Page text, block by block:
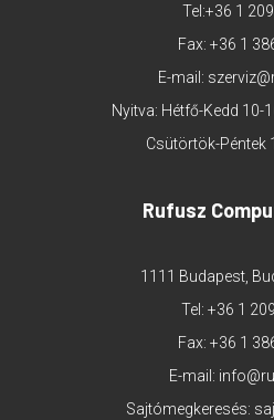
Tel:+36 1
Fax: +36 1
E-mail:
Nyitva: Hétfő-Kedd 10-
Csütörtök-Péntek
Rufusz
1111 Budapest,
Tel: +36 1
Fax: +36 1
E-mail:
Sajtómegkeresés: